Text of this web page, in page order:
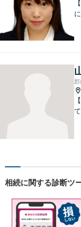
相続に関する診断ツ